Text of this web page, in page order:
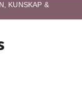
KUNSKAP &